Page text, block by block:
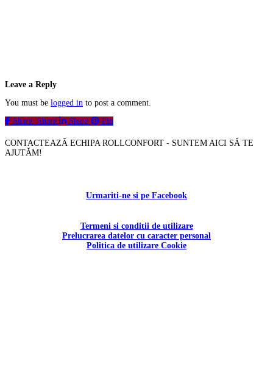
Leave a Reply
You must be logged in to post a comment.
Share Share Share Pin
CONTACTEAZĂ ECHIPA ROLLCONFORT - SUNTEM AICI SĂ TE
AJUTĂM!
Urmariti-ne si pe Facebook
Termeni si conditii de utilizare
Prelucrarea datelor cu caracter personal
Politica de utilizare Cookie